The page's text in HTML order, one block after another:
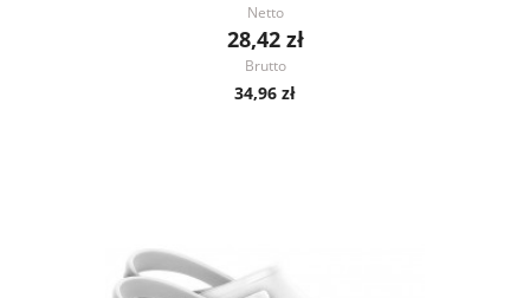
Netto
28,42 zł
Brutto
34,96 zł